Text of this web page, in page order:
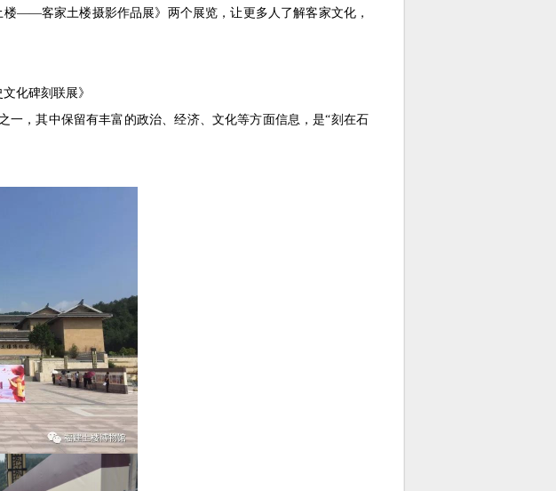
——客家土楼摄影作品展》两个展览，让更多人了解客家文化，
化碑刻联展》
，其中保留有丰富的政治、经济、文化等方面信息，是“刻在石